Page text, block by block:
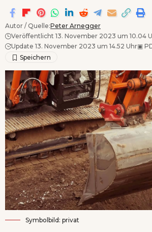
Autor / Quelle:Peter Arnegger
Veröffentlicht 13. November 2023 um 10.04
Update 13. November 2023 um 14.52 Uhr▣
Symbolbild: privat